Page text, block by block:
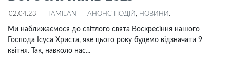
02.04.23 TAMILAN АНОНС ПОДІЙ , НОВИНИ .
Ми наближаємося до світлого свята Воскресіння нашого
Господа Ісуса Христа, яке цього року будемо відзначати 9
квітня. Так, навколо нас...